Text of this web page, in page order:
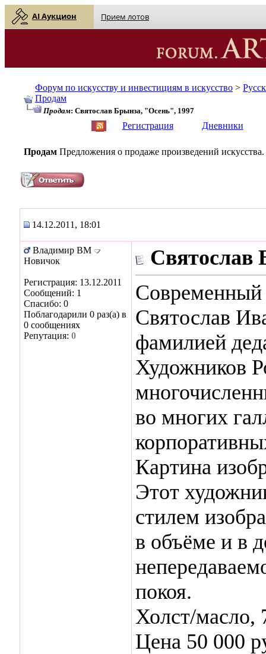
AI Аукцион Прием лотов
Форум по искусству и инвестициям в искусство >
Продам
Продам: Святослав Брынза, "Осень", 1997
Регистрация Дневники
Продам Предложения о продаже произведений искусства.
14.12.2011, 18:01
Владимир ВМ
Новичок
Регистрация: 13.12.2011
Сообщений: 1
Спасибо: 0
Поблагодарили 0 раз(а) в
0 сообщениях
Репутация: 0
Святослав
Современный
Святослав
фамилией
Художников
во многих
Картина
Этот
стилем
в объёме и в
покоя.
Холст/масло,
Цена 50 000